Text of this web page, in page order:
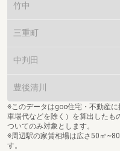
竹中
三重町
中判田
豊後清川
※このデータはgoo住宅・不動産
車場代などを除く）を算出したも
ついてのみ対象とします。
※周辺駅の家賃相場は広さ50㎡
す。